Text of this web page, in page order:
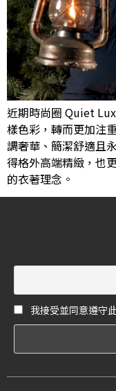
近期時尚圈 Quiet
樣色彩，轉而更加注
調奢華、簡潔舒適且
得格外高端精緻，也
的衣著理念。
我接受並同意遵守